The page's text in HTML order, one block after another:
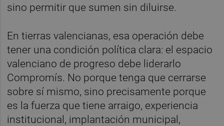
sino permitir que sumen sin diluirse.
En tierras valencianas, esa operación debe
tener una condición política clara: el espacio
valenciano de progreso debe liderarlo
Compromís. No porque tenga que cerrarse
sobre sí mismo, sino precisamente porque
es la fuerza que tiene arraigo, experiencia
institucional, implantación municipal,